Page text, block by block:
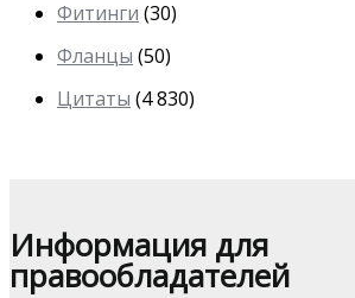
Фитинги (30)
Фланцы (50)
Цитаты (4 830)
Информация для
правообладателей